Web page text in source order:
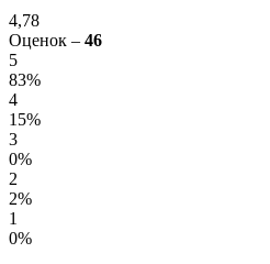
4,78
Оценок – 46
5
83%
4
15%
3
0%
2
2%
1
0%